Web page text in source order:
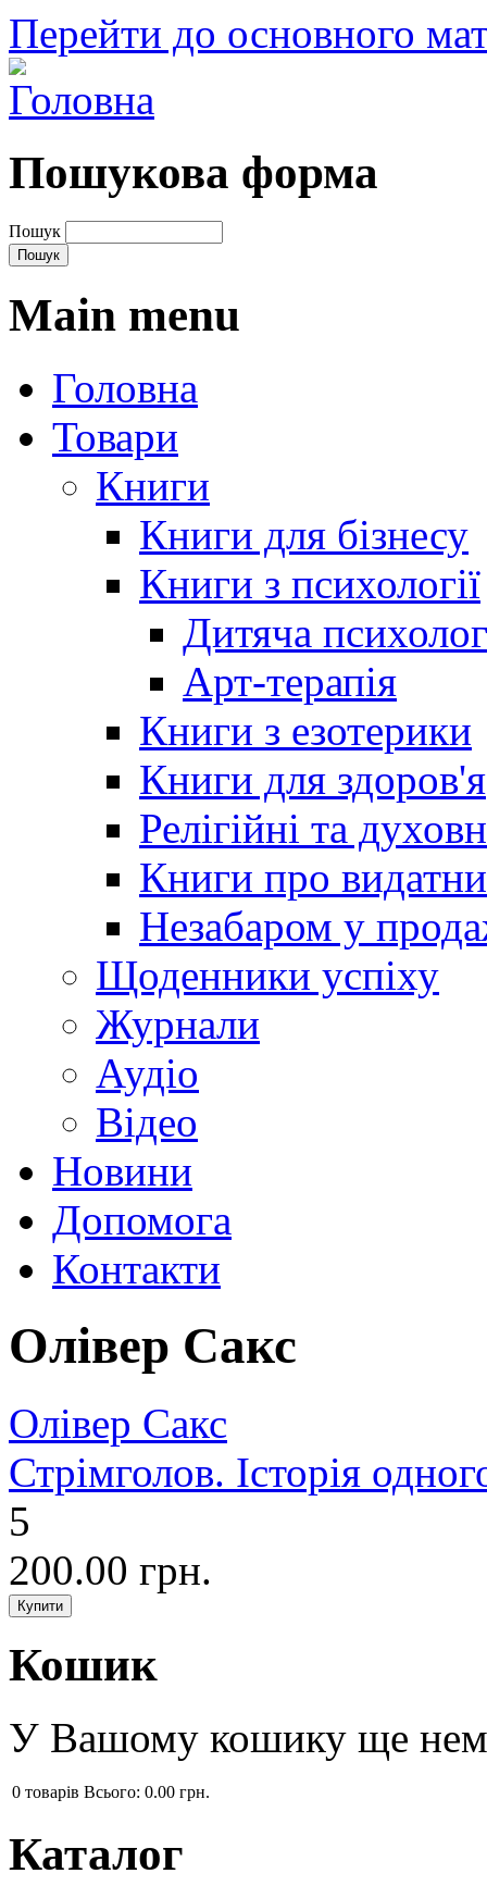
Перейти до основного
Пошукова форма
Пошук
Main menu
Головна
Товари
Книги
Книги для бізнесу
Книги з психології
Дитяча
Арт-терапія
Книги з езотерики
Книги для здоров'я
Релігійні та
Книги про
Незабаром у
Щоденники успіху
Журнали
Аудіо
Відео
Новини
Допомога
Контакти
Олівер Сакс
Олівер Сакс
Стрімголов. Історія
5
200.00 грн.
Кошик
У Вашому кошику ще
0 товарів Всього: 0.00 грн.
Каталог